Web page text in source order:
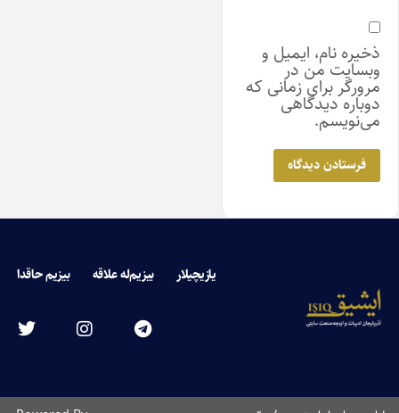
ذخیره نام، ایمیل و
وبسایت من در
مرورگر برای زمانی که
دوباره دیدگاهی
می‌نویسم.
یازیچیلار بیزیم‌له علاقه بیزیم حاقدا